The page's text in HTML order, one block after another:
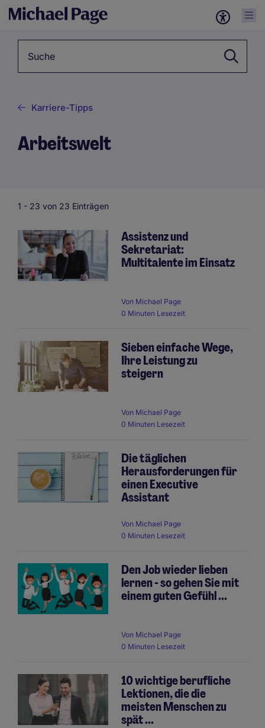
Karriere-Tipps
Arbeitswelt
1 - 23 von 23 Einträgen
Assistenz und
Sekretariat:
Multitalente im Einsatz
Von Michael Page
0 Minuten Lesezeit
Sieben einfache Wege,
Ihre Leistung zu
steigern
Von Michael Page
0 Minuten Lesezeit
Die täglichen
Herausforderungen für
einen Executive
Assistant
Von Michael Page
0 Minuten Lesezeit
Den Job wieder lieben
lernen - so gehen Sie mit
einem guten Gefühl ...
Von Michael Page
0 Minuten Lesezeit
10 wichtige berufliche
Lektionen, die die
meisten Menschen zu
spät ...